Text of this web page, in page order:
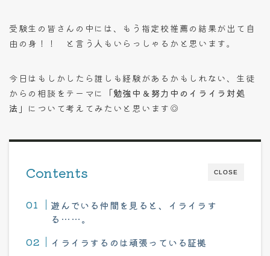
受験生の皆さんの中には、もう指定校推薦の結果が出て自
由の身！！ と言う人もいらっしゃるかと思います。
今日はもしかしたら誰しも経験があるかもしれない、生徒
からの相談をテーマに
「勉強中＆努力中のイライラ対処
法」 について考えてみたいと思います◎
CLOSE
Contents
遊んでいる仲間を見ると、イライラす
る……。
イライラするのは頑張っている証拠